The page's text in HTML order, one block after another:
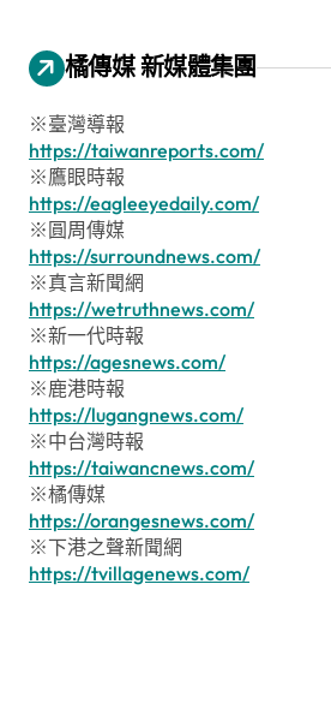
橘傳媒 新媒體集團
※臺灣導報
https://taiwanreports.com/
※鷹眼時報
https://eagleeyedaily.com/
※圓周傳媒
https://surroundnews.com/
※真言新聞網
https://wetruthnews.com/
※新一代時報
https://agesnews.com/
※鹿港時報
https://lugangnews.com/
※中台灣時報
https://taiwancnews.com/
※橘傳媒
https://orangesnews.com/
※下港之聲新聞網
https://tvillagenews.com/